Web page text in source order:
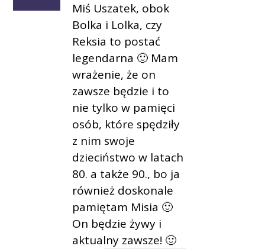
Miś Uszatek, obok
Bolka i Lolka, czy
Reksia to postać
legendarna 🙂 Mam
wrażenie, że on
zawsze będzie i to
nie tylko w pamięci
osób, które spędziły
z nim swoje
dzieciństwo w latach
80. a także 90., bo ja
również doskonale
pamiętam Misia 🙂
On będzie żywy i
aktualny zawsze! 🙂